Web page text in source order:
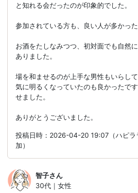
と知れる会だったのが印象的でした。
参加されている方も、良い人が多かった
お酒をたしなみつつ、初対面でも自然
ありました。
場を和ませるのが上手な男性もいらし
気に明るくなっていたのも良かったで
せました。
ありがとうございました。
投稿日時：2026-04-20 19:07（ハピラ
加）
智子さん
30代｜女性